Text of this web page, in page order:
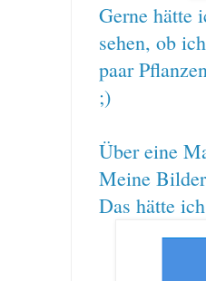
Gerne hätte
sehen, ob
paar
;)
Über eine
Meine
Das hätte